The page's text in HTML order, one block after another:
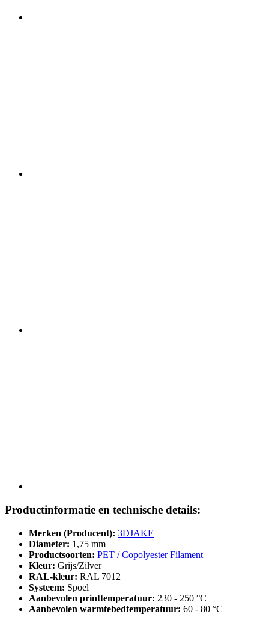
Productinformatie en technische details:
Merken (Producent): 3DJAKE
Diameter: 1,75 mm
Productsoorten: PET / Copolyester Filament
Kleur: Grijs/Zilver
RAL-kleur: RAL 7012
Systeem: Spoel
Aanbevolen printtemperatuur: 230 - 250 °C
Aanbevolen warmtebedtemperatuur: 60 - 80 °C